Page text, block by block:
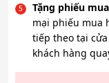
Tặng phiếu
mại phiếu mua
tiếp theo tại
khách hàng